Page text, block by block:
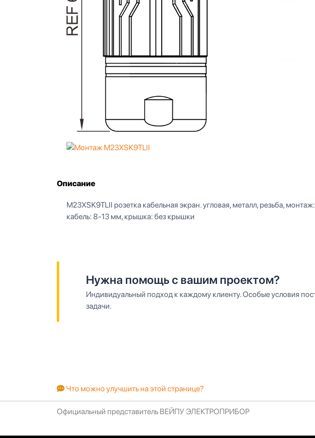
Описание
M23XSK9TLII розетка кабельная экран. угловая, металл, резьба,
кабель: 8-13 мм, крышка: без крышки
Нужна помощь с вашим проектом?
Индивидуальный подход к каждому клиенту. Особые условия
задачи.
Что можно улучшить на этой странице?
Официальный представитель ВЕЙПУ ЭЛЕКТРОПРИБОР